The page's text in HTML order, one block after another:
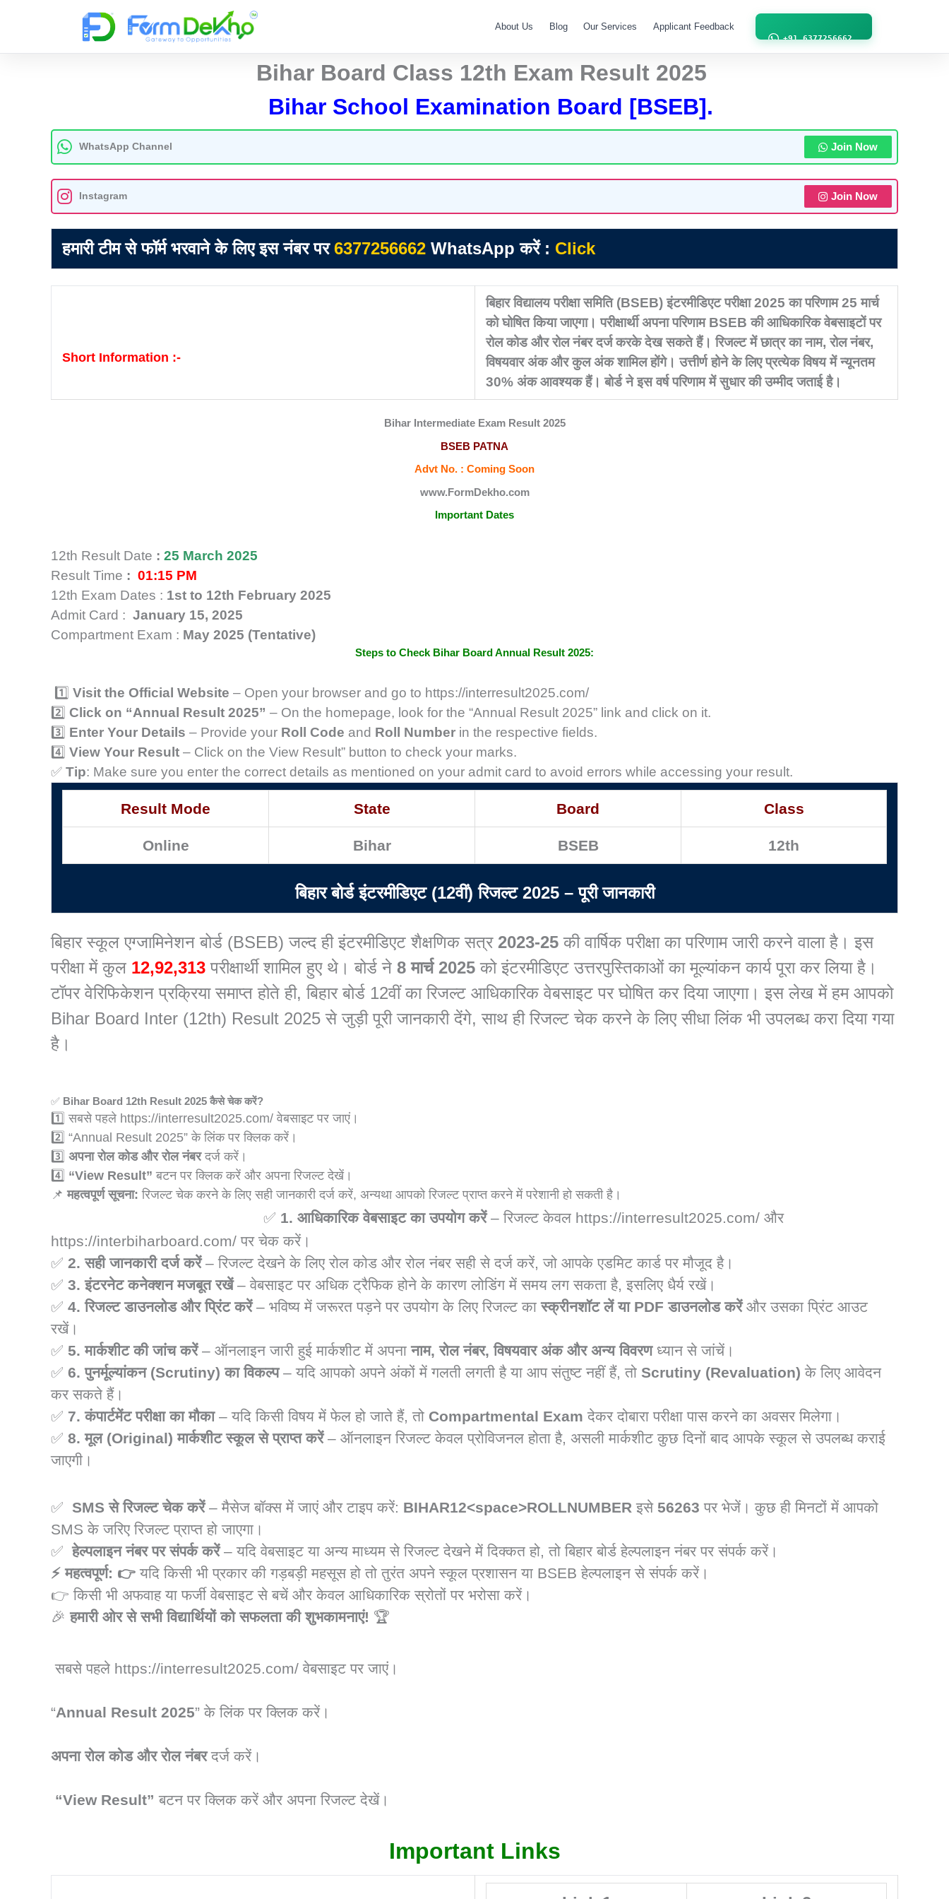
About Us Blog Our Services Applicant Feedback
+91 6377256662
Bihar Board Class 12th Exam Result 2025
Bihar School Examination Board [BSEB].
WhatsApp Channel Join Now
Instagram Join Now
हमारी टीम से फॉर्म भरवाने के लिए इस नंबर पर6377256662 WhatsApp करें : Click
Short Information :-
बिहार विद्यालय परीक्षा समिति (BSEB) इंटरमीडिएट परीक्षा 2025 का परिणाम 25 मार्च
को घोषित किया जाएगा। परीक्षार्थी अपना परिणाम BSEB की आधिकारिक वेबसाइटों पर
रोल कोड और रोल नंबर दर्ज करके देख सकते हैं। रिजल्ट में छात्र का नाम, रोल नंबर,
विषयवार अंक और कुल अंक शामिल होंगे। उत्तीर्ण होने के लिए प्रत्येक विषय में न्यूनतम
30% अंक आवश्यक हैं। बोर्ड ने इस वर्ष परिणाम में सुधार की उम्मीद जताई है।
Bihar Intermediate Exam Result 2025
BSEB PATNA
Advt No. : Coming Soon
www.FormDekho.com
Important Dates
12th Result Date : 25 March 2025
Result Time : 01:15 PM
12th Exam Dates : 1st to 12th February 2025
Admit Card : January 15, 2025
Compartment Exam : May 2025 (Tentative)
Steps to Check Bihar Board Annual Result 2025:
1️⃣ Visit the Official Website – Open your browser and go to https://interresult2025.com/
2️⃣ Click on “Annual Result 2025” – On the homepage, look for the “Annual Result 2025” link and click on it.
3️⃣ Enter Your Details – Provide your Roll Code and Roll Number in the respective fields.
4️⃣ View Your Result – Click on the View Result” button to check your marks.
✅ Tip: Make sure you enter the correct details as mentioned on your admit card to avoid errors while accessing your result.
Result Mode State Board Class
Online Bihar BSEB 12th
बिहार बोर्ड इंटरमीडिएट (12वीं) रिजल्ट 2025 – पूरी जानकारी
बिहार स्कूल एग्जामिनेशन बोर्ड (BSEB) जल्द ही इंटरमीडिएट शैक्षणिक सत्र 2023-25 की वार्षिक परीक्षा का परिणाम जारी करने वाला है। इस
परीक्षा में कुल 12,92,313 परीक्षार्थी शामिल हुए थे। बोर्ड ने 8 मार्च 2025 को इंटरमीडिएट उत्तरपुस्तिकाओं का मूल्यांकन कार्य पूरा कर लिया है।
टॉपर वेरिफिकेशन प्रक्रिया समाप्त होते ही, बिहार बोर्ड 12वीं का रिजल्ट आधिकारिक वेबसाइट पर घोषित कर दिया जाएगा। इस लेख में हम आपको
Bihar Board Inter (12th) Result 2025 से जुड़ी पूरी जानकारी देंगे, साथ ही रिजल्ट चेक करने के लिए सीधा लिंक भी उपलब्ध करा दिया गया
है।
✅ Bihar Board 12th Result 2025 कैसे चेक करें?
1️⃣ सबसे पहले https://interresult2025.com/ वेबसाइट पर जाएं।
2️⃣ “Annual Result 2025” के लिंक पर क्लिक करें।
3️⃣ अपना रोल कोड और रोल नंबरदर्ज करें।
4️⃣ “View Result” बटन पर क्लिक करें और अपना रिजल्ट देखें।
📌महत्वपूर्ण सूचना: रिजल्ट चेक करने के लिए सही जानकारी दर्ज करें, अन्यथा आपको रिजल्ट प्राप्त करने में परेशानी हो सकती है।
✅ 1. आधिकारिक वेबसाइट का उपयोग करें– रिजल्ट केवल https://interresult2025.com/ और
https://interbiharboard.com/ पर चेक करें।
✅ 2. सही जानकारी दर्ज करें– रिजल्ट देखने के लिए रोल कोड और रोल नंबर सही से दर्ज करें, जो आपके एडमिट कार्ड पर मौजूद है।
✅ 3. इंटरनेट कनेक्शन मजबूत रखें– वेबसाइट पर अधिक ट्रैफिक होने के कारण लोडिंग में समय लग सकता है, इसलिए धैर्य रखें।
✅ 4. रिजल्ट डाउनलोड और प्रिंट करें– भविष्य में जरूरत पड़ने पर उपयोग के लिए रिजल्ट कास्क्रीनशॉट लें या PDF डाउनलोड करेंऔर उसका प्रिंट आउट
रखें।
✅ 5. मार्कशीट की जांच करें– ऑनलाइन जारी हुई मार्कशीट में अपनानाम, रोल नंबर, विषयवार अंक और अन्य विवरणध्यान से जांचें।
✅ 6. पुनर्मूल्यांकन (Scrutiny) का विकल्प– यदि आपको अपने अंकों में गलती लगती है या आप संतुष्ट नहीं हैं, तो Scrutiny (Revaluation) के लिए आवेदन
कर सकते हैं।
✅ 7. कंपार्टमेंट परीक्षा का मौका– यदि किसी विषय में फेल हो जाते हैं, तो Compartmental Exam देकर दोबारा परीक्षा पास करने का अवसर मिलेगा।
✅ 8. मूल (Original) मार्कशीट स्कूल से प्राप्त करें– ऑनलाइन रिजल्ट केवल प्रोविजनल होता है, असली मार्कशीट कुछ दिनों बाद आपके स्कूल से उपलब्ध कराई
जाएगी।
✅ SMS से रिजल्ट चेक करें– मैसेज बॉक्स में जाएं और टाइप करें: BIHAR12<space>ROLLNUMBER इसे 56263 पर भेजें। कुछ ही मिनटों में आपको
SMS के जरिए रिजल्ट प्राप्त हो जाएगा।
✅हेल्पलाइन नंबर पर संपर्क करें– यदि वेबसाइट या अन्य माध्यम से रिजल्ट देखने में दिक्कत हो, तो बिहार बोर्ड हेल्पलाइन नंबर पर संपर्क करें।
⚡ महत्वपूर्ण: 👉 यदि किसी भी प्रकार की गड़बड़ी महसूस हो तो तुरंत अपने स्कूल प्रशासन या BSEB हेल्पलाइन से संपर्क करें।
👉 किसी भी अफवाह या फर्जी वेबसाइट से बचें और केवल आधिकारिक स्रोतों पर भरोसा करें।
🎉हमारी ओर से सभी विद्यार्थियों को सफलता की शुभकामनाएं! 🏆
सबसे पहले https://interresult2025.com/ वेबसाइट पर जाएं।
“Annual Result 2025” के लिंक पर क्लिक करें।
अपना रोल कोड और रोल नंबरदर्ज करें।
“View Result” बटन पर क्लिक करें और अपना रिजल्ट देखें।
Important Links